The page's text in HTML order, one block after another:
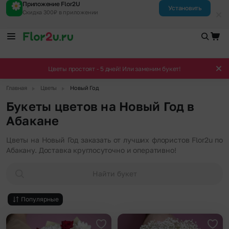
Приложение Flor2U
Скидка 300₽ в приложении
Установить
Цветы простоят - 5 дней! Или заменим букет!
Главная Цветы Новый Год
Букеты цветов на Новый Год в
Абакане
Цветы на Новый Год заказать от лучших флористов Flor2u по
Абакану. Доставка круглосуточно и оперативно!
Найти букет
Популярные